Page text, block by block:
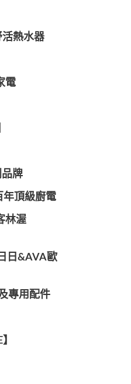
活熱水器️️
電
品牌
年頂級廚電
林渥
日&AVA歐
專用配件